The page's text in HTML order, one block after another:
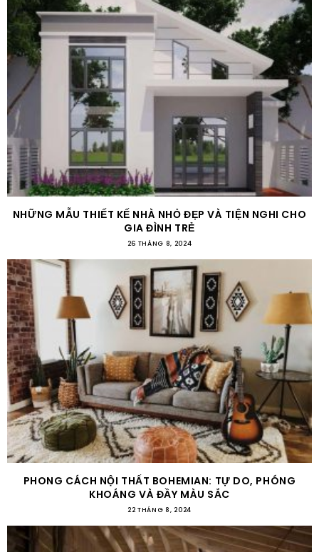
NHỮNG MẪU THIẾT KẾ NHÀ NHỎ ĐẸP VÀ TIỆN NGHI CHO
GIA ĐÌNH TRẺ
26 THÁNG 8, 2024
PHONG CÁCH NỘI THẤT BOHEMIAN: TỰ DO, PHÓNG
KHOÁNG VÀ ĐẦY MÀU SẮC
22 THÁNG 8, 2024